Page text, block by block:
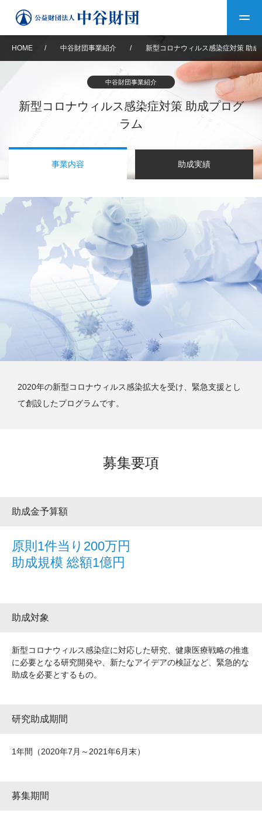
トップ
中谷財団について
設立趣意書
沿革
中谷財団40年史
40年史別冊
役員・評議員 公開情報
年報一覧
中谷財団事業紹介
神戸賞
研究助成 交流助成
大学院生奨学金
国際学生交流プログラ
ム
科学教育振興助成・
次世代理系人材育成プ
ログラム助成
中谷財団動画紹介
その他情報
その他情報
個人情報保護に関する
基本方針
よくあるご質問
サイトマップ 中谷財団アーカイブ
お問い合わせ
日本語 English マイページ
HOME / 中谷財団事業紹介 / 新型コロナウィルス感染症対策 助成
中谷財団事業紹介
新型コロナウィルス感染症対策 助成プログ
ラム
事業内容 助成実績
2020年の新型コロナウィルス感染拡大を受け、緊急支援とし
て創設したプログラムです。
募集要項
助成金予算額
原則1件当り200万円
助成規模 総額1億円
助成対象
新型コロナウィルス感染症に対応した研究、健康医療戦略の推進
に必要となる研究開発や、新たなアイデアの検証など、緊急的な
助成を必要とするもの。
研究助成期間
1年間（2020年7月～2021年6月末）
募集期間